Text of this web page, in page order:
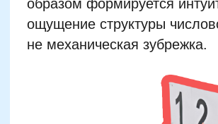
Цифровая охота: найти 5 четных
Творческая аппликация: создаем
Четные и нечетные скачки (через
шаг)
Семейная эстафета с делением
предметов